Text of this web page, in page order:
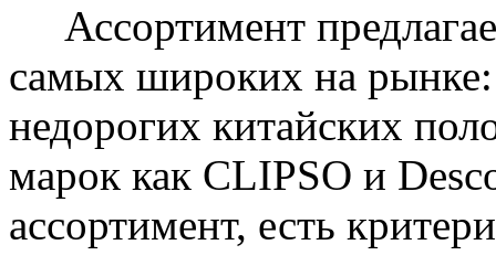
Ассортимент
самых широких на
недорогих китайских
марок как CLIPSO и
ассортимент, есть